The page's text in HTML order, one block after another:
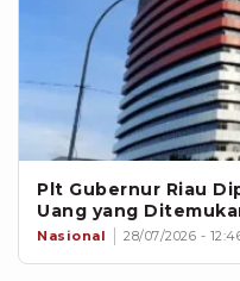
Plt Gubernur Riau
Uang yang
Nasional 28/07/2026 -